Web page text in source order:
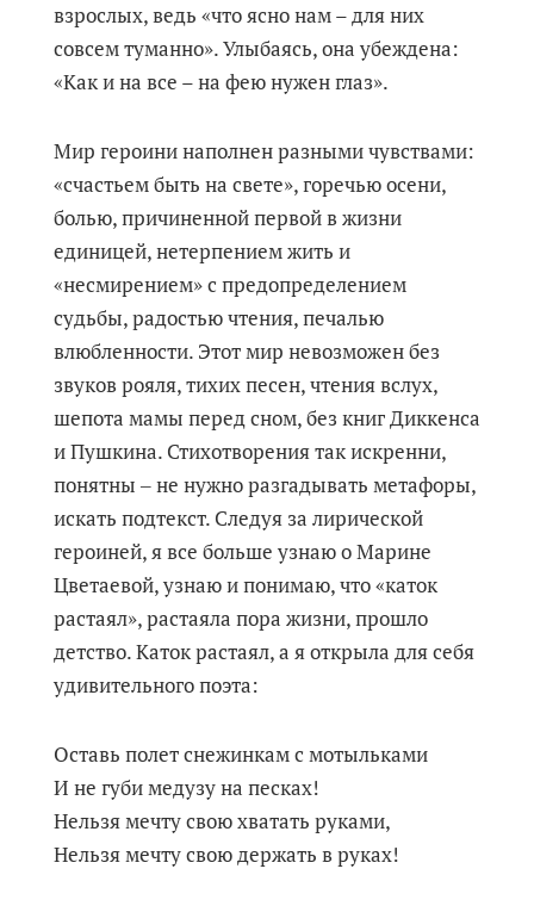
взрослых, ведь «что ясно нам – для них
совсем туманно». Улыбаясь, она убеждена:
«Как и на все – на фею нужен глаз».
Мир героини наполнен разными чувствами:
«счастьем быть на свете», горечью осени,
болью, причиненной первой в жизни
единицей, нетерпением жить и
«несмирением» с предопределением
судьбы, радостью чтения, печалью
влюбленности. Этот мир невозможен без
звуков рояля, тихих песен, чтения вслух,
шепота мамы перед сном, без книг Диккенса
и Пушкина. Стихотворения так искренни,
понятны ‒ не нужно разгадывать метафоры,
искать подтекст. Следуя за лирической
героиней, я все больше узнаю о Марине
Цветаевой, узнаю и понимаю, что «каток
растаял», растаяла пора жизни, прошло
детство. Каток растаял, а я открыла для себя
удивительного поэта:
Оставь полет снежинкам с мотыльками
И не губи медузу на песках!
Нельзя мечту свою хватать руками,
Нельзя мечту свою держать в руках!